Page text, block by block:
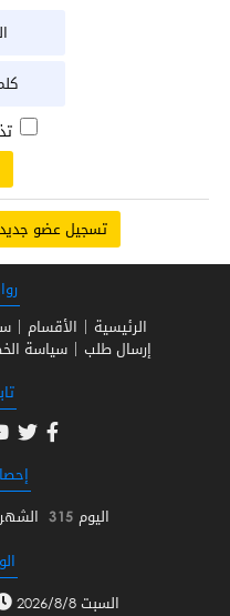
تسجيل عضو جديد
الرئيسية
الأقسام
إرسال طلب
سياسة
اليوم 315 الشهر
السبت 2026/8/8